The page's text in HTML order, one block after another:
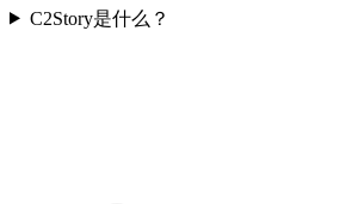
C2Story是什么？